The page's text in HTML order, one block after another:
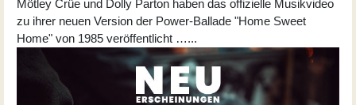
Mötley Crüe und Dolly Parton haben das offizielle Musikvideo
zu ihrer neuen Version der Power-Ballade "Home Sweet
Home" von 1985 veröffentlicht …...